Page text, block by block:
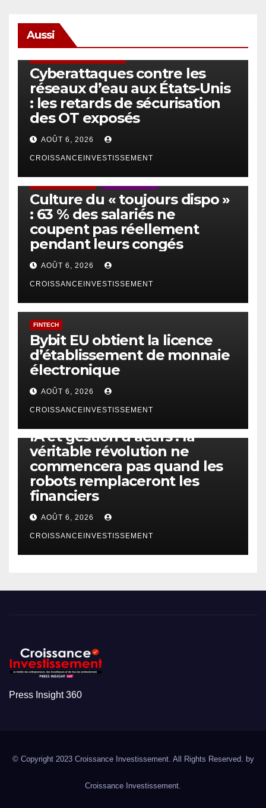
Aussi
Cyberattaques contre les
réseaux d’eau aux États-Unis
: les retards de sécurisation
des OT exposés
AOÛT 6, 2026
CROISSANCEINVESTISSEMENT
Culture du « toujours dispo »
: 63 % des salariés ne
coupent pas réellement
pendant leurs congés
AOÛT 6, 2026
CROISSANCEINVESTISSEMENT
FINTECH
Bybit EU obtient la licence
d’établissement de monnaie
électronique
AOÛT 6, 2026
CROISSANCEINVESTISSEMENT
IA et gestion d’actifs : la
véritable révolution ne
commencera pas quand les
robots remplaceront les
financiers
AOÛT 6, 2026
CROISSANCEINVESTISSEMENT
Press Insight 360
© Copyright 2023 Croissance Investissement. All Rights Reserved. by
Croissance Investissement.